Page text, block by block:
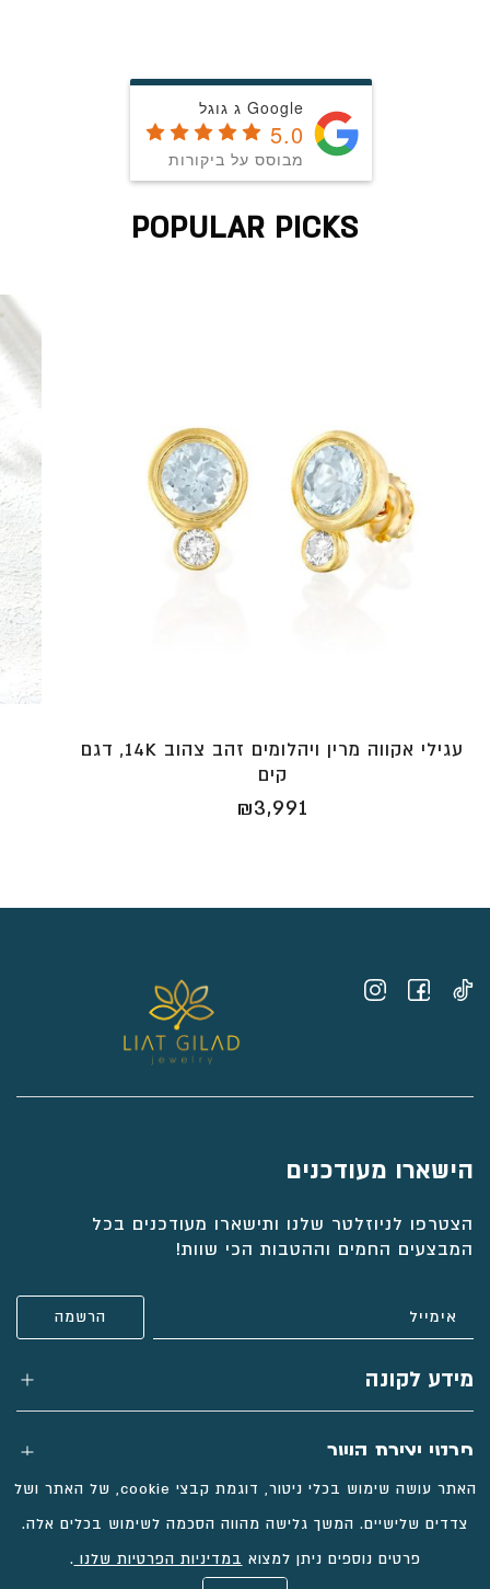
Google ג גוגל
5.0
מבוסס על ביקורות
POPULAR PICKS
עגילי אקווה מרין ויהלומים זהב צהוב 14K, דגם
קים
₪3,991
₪4,643
שלושה צמידי זהב קשיחים, דגם לונה
₪8,361
₪2,366
הישארו מעודכנים
הצטרפו לניוזלטר שלנו ותישארו מעודכנים בכל
המבצעים החמים וההטבות הכי שוות!
מידע לקונה
פרטי יצירת קשר
כל הזכויות שמורות
האתר עושה שימוש בכלי ניטור, דוגמת קבצי cookie, של האתר ושל
צדדים שלישיים. המשך גלישה מהווה הסכמה לשימוש בכלים אלה.
פרטים נוספים ניתן למצוא במדיניות הפרטיות שלנו .